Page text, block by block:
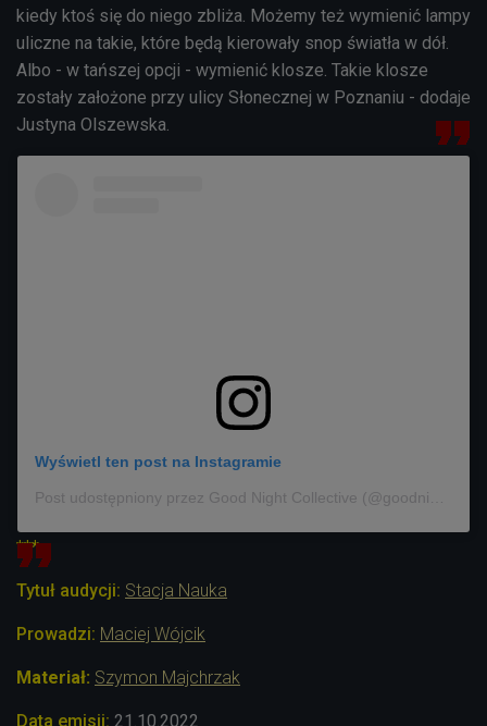
kiedy ktoś się do niego zbliża. Możemy też wymienić lampy
uliczne na takie, które będą kierowały snop światła w dół.
Albo - w tańszej opcji - wymienić klosze. Takie klosze
zostały założone przy ulicy Słonecznej w Poznaniu - dodaje
Justyna Olszewska.
Wyświetl ten post na Instagramie
***
Tytuł audycji: Stacja Nauka
Prowadzi: Maciej Wójcik
Materiał: Szymon Majchrzak
Data emisji: 21.10.2022